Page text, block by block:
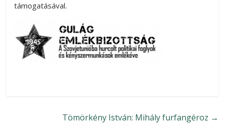
támogatásával.
Tömörkény István: Mihály furfangéroz →